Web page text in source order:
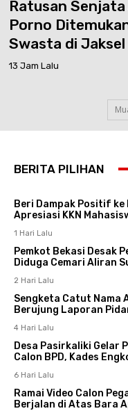
Ratusan
Porno
Swasta di Jaksel
13 Jam Lalu
BERITA PILIHAN
Beri Dampak Positif ke
Apresiasi KKN
1 Hari Lalu
Pemkot Bekasi Desak
Diduga Cemari Aliran
2 Hari Lalu
Sengketa Catut Nama
Berujung Laporan
4 Hari Lalu
Desa Pasirkaliki Gelar
Calon BPD, Kades
6 Hari Lalu
Ramai Video Calon
Berjalan di Atas Bara